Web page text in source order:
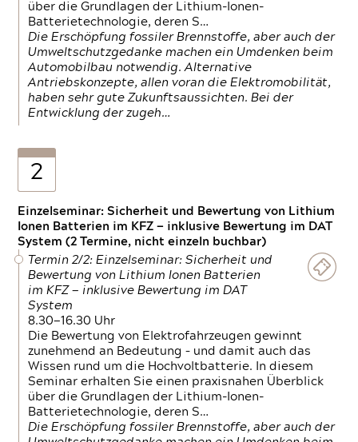
über die Grundlagen der Lithium-Ionen-
Batterietechnologie, deren S…
Die Erschöpfung fossiler Brennstoffe, aber auch der
Umweltschutzgedanke machen ein Umdenken beim
Automobilbau notwendig. Alternative
Antriebskonzepte, allen voran die Elektromobilität,
haben sehr gute Zukunftsaussichten. Bei der
Entwicklung der zugeh…
2
Einzelseminar: Sicherheit und Bewertung von Lithium
Ionen Batterien im KFZ — inklusive Bewertung im DAT
System (2 Termine, nicht einzeln buchbar)
Termin 2/2: Einzelseminar: Sicherheit und
Bewertung von Lithium Ionen Batterien
im KFZ — inklusive Bewertung im DAT
System
8.30—16.30 Uhr
Die Bewertung von Elektrofahrzeugen gewinnt
zunehmend an Bedeutung – und damit auch das
Wissen rund um die Hochvoltbatterie. In diesem
Seminar erhalten Sie einen praxisnahen Überblick
über die Grundlagen der Lithium-Ionen-
Batterietechnologie, deren S…
Die Erschöpfung fossiler Brennstoffe, aber auch der